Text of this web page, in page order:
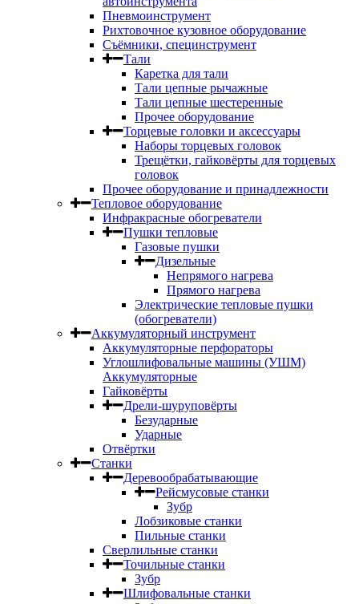
Пневмоинструмент
Рихтовочное кузовное оборудование
Съёмники, специнструмент
Тали
Каретка для тали
Тали цепные рычажные
Тали цепные шестеренные
Прочее оборудование
Торцевые головки и аксессуары
Наборы торцевых головок
Трещётки, гайковёрты для торцевых
головок
Прочее оборудование и принадлежности
Тепловое оборудование
Инфракрасные обогреватели
Пушки тепловые
Газовые пушки
Дизельные
Непрямого нагрева
Прямого нагрева
Электрические тепловые пушки
(обогреватели)
Аккумуляторный инструмент
Аккумуляторные перфораторы
Углошлифовальные машины (УШМ)
Аккумуляторные
Гайковёрты
Дрели-шуруповёрты
Безударные
Ударные
Отвёртки
Станки
Деревообрабатывающие
Рейсмусовые станки
Зубр
Лобзиковые станки
Пильные станки
Сверлильные станки
Точильные станки
Зубр
Шлифовальные станки